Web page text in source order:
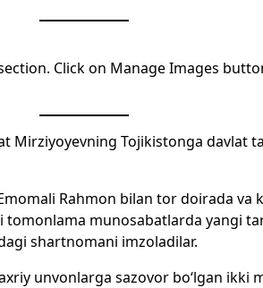
Click on Manage Images
Mirziyoyevning Tojikistonga
Rahmon bilan tor doirada
tomonlama munosabatlarda yangi
shartnomani imzoladilar.
unvonlarga sazovor bo‘lgan ikki